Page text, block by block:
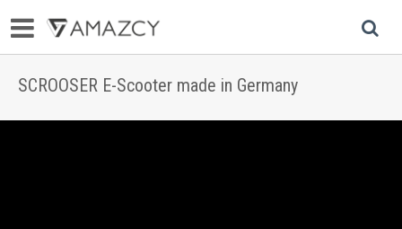
SCROOSER E-Scooter made in Germany